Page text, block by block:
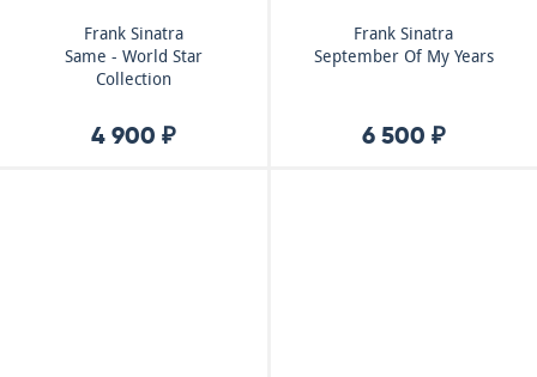
Frank Sinatra
Same - World Star
Collection
4 900 ₽
Frank Sinatra
September Of My Years
6 500 ₽